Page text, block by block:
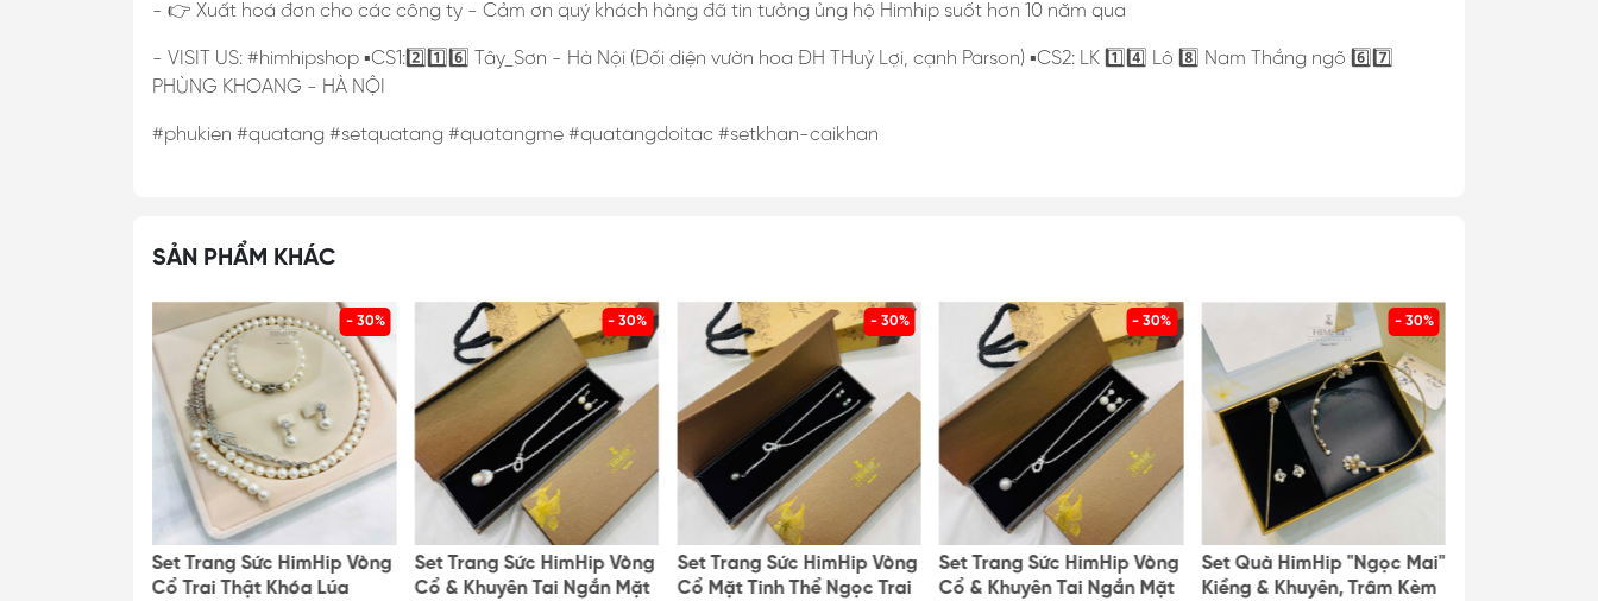
- 👉 Xuất hoá đơn cho các công ty - Cảm ơn quý khách hàng đã tin tưởng ủng hộ Himhip suốt hơn 10 năm qua
- VISIT US: #himhipshop ▪️CS1:2️⃣1️⃣6️⃣ Tây_Sơn - Hà Nội (Đối diện vườn hoa ĐH THuỷ Lợi, cạnh Parson) ▪️CS2: LK 1️⃣4️⃣ Lô 8️⃣ Nam Thắng ngõ 6️⃣7️⃣
PHÙNG KHOANG - HÀ NỘI
#phukien #quatang #setquatang #quatangme #quatangdoitac #setkhan-caikhan
SẢN PHẨM KHÁC
- 30%
Set Trang Sức HimHip Vòng
Cổ Trai Thật Khóa Lúa
- 30%
Set Trang Sức HimHip Vòng
Cổ & Khuyên Tai Ngắn Mặt
- 30%
Set Trang Sức HimHip Vòng
Cổ Mặt Tinh Thể Ngọc Trai
- 30%
Set Trang Sức HimHip Vòng
Cổ & Khuyên Tai Ngắn Mặt
- 30%
Set Quà HimHip "Ngọc Mai"
Kiềng & Khuyên, Trâm Kèm